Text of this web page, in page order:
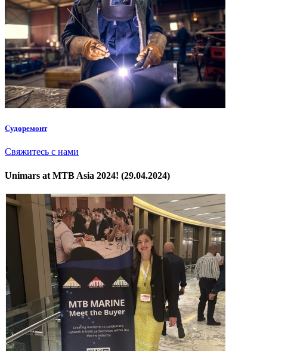
Судоремонт
Свяжитесь с нами
Unimars at MTB Asia 2024! (29.04.2024)